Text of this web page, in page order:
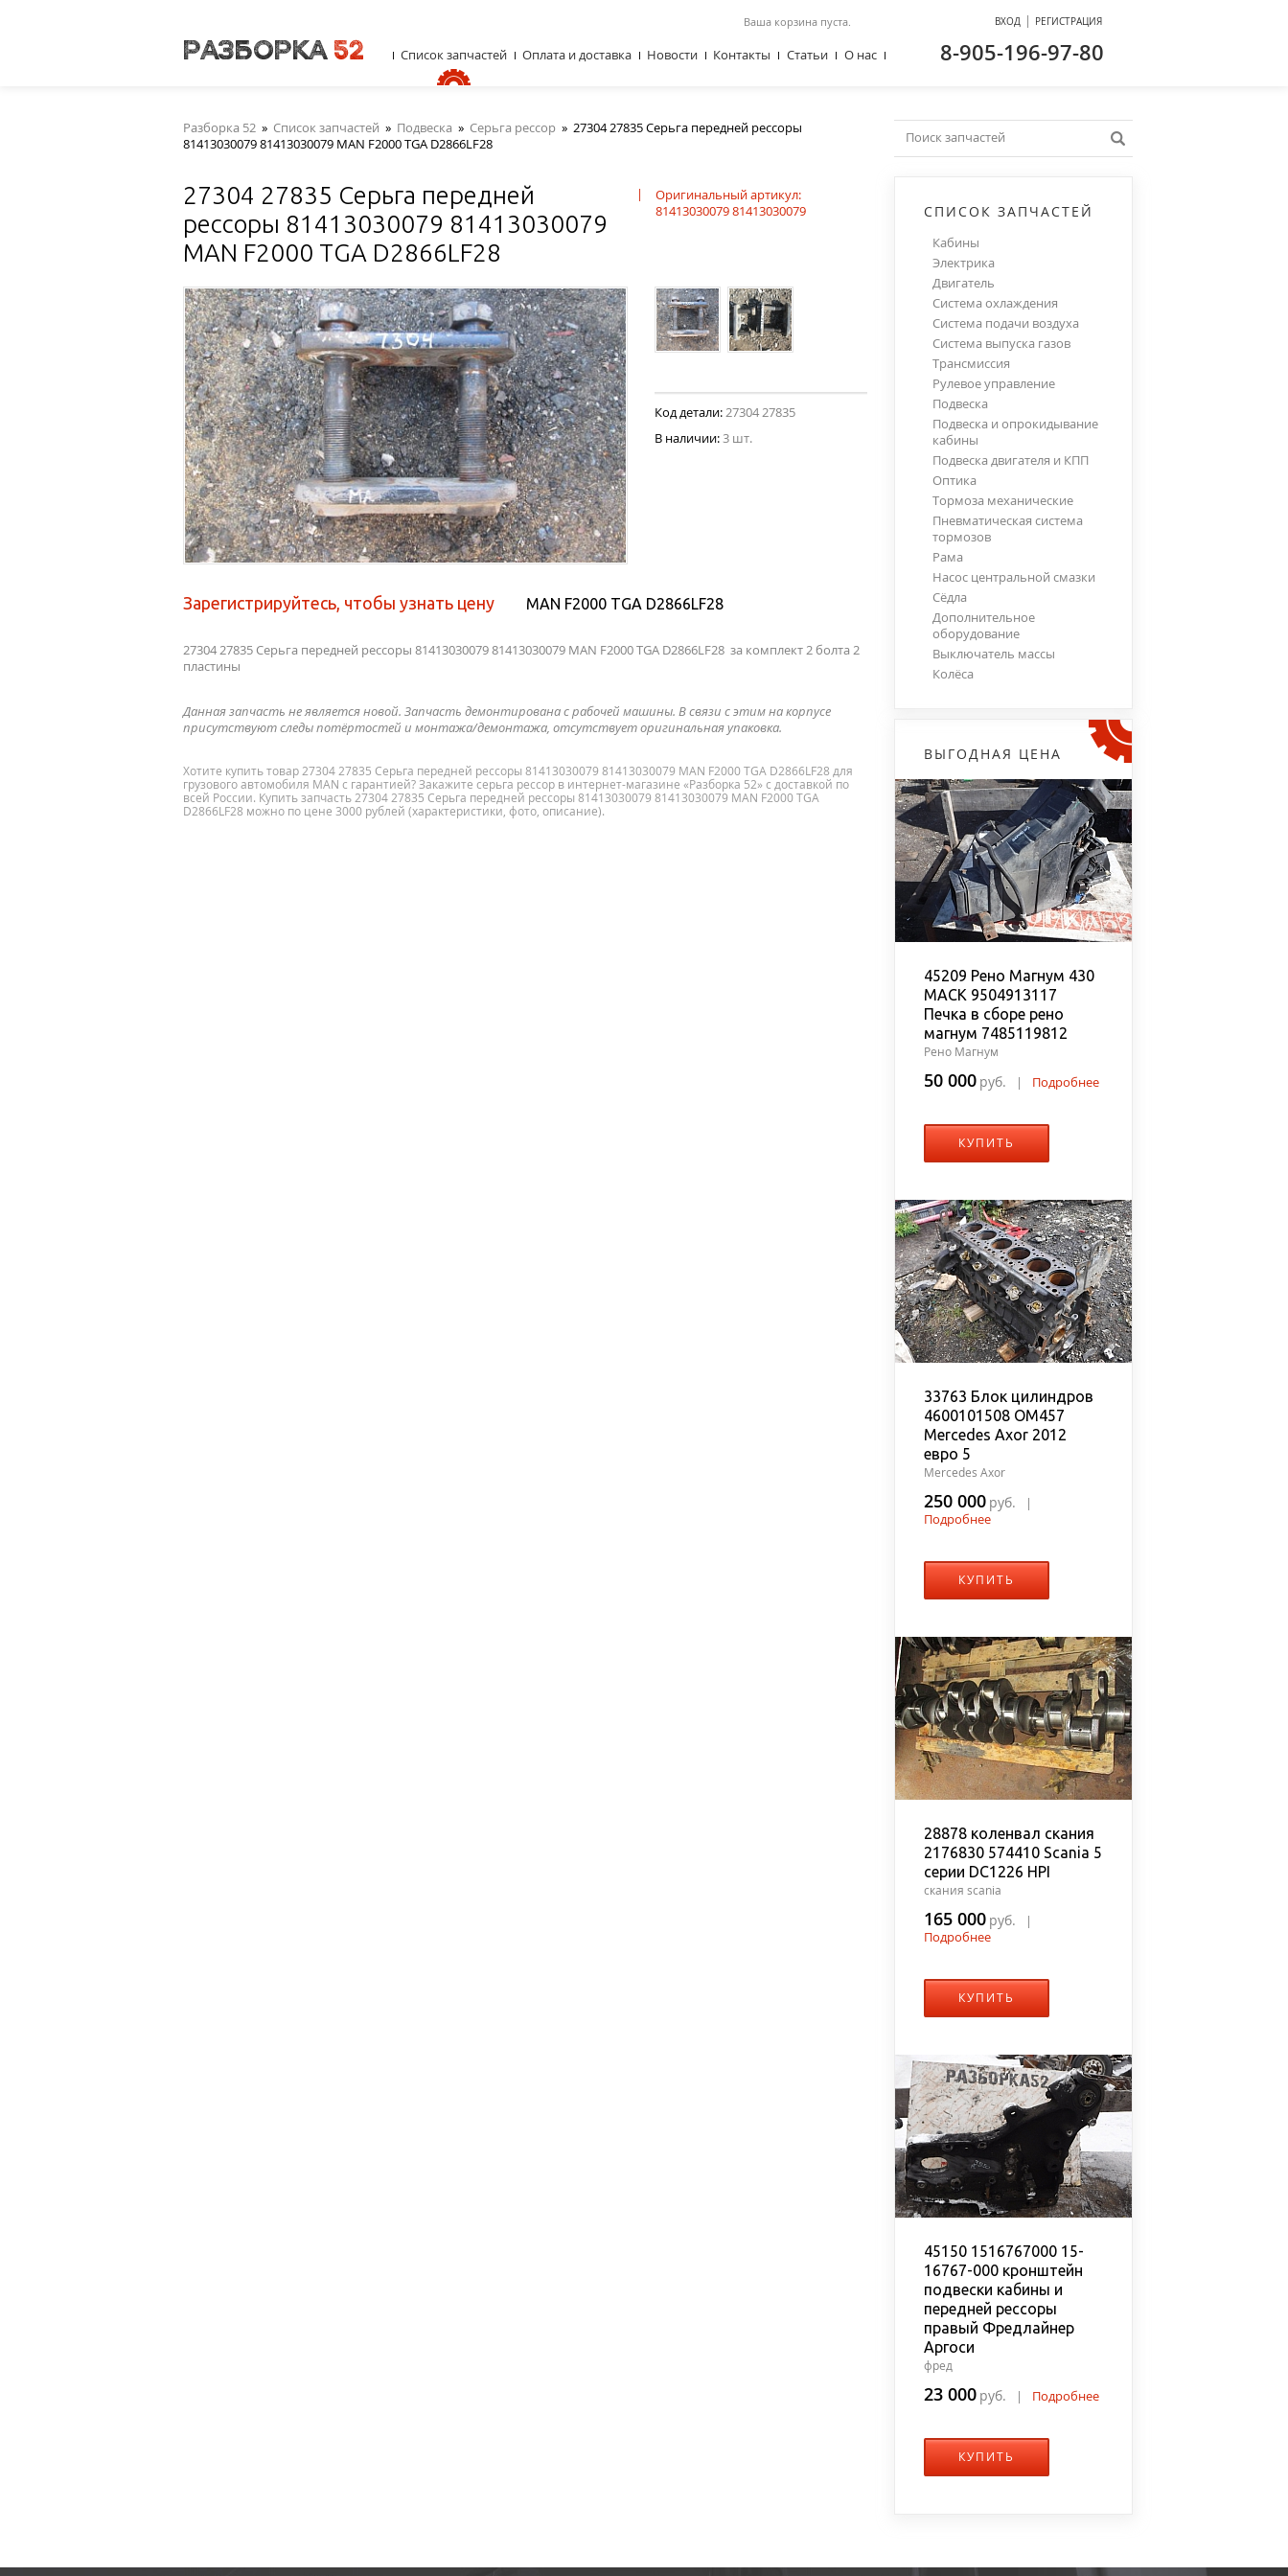
Разборка 52 » Список запчастей » Подвеска » Серьга рессор » 27304 27835 Серьга передней рессоры
81413030079 81413030079 MAN F2000 TGA D2866LF28
27304 27835 Серьга передней
рессоры 81413030079 81413030079
MAN F2000 TGA D2866LF28
|
Оригинальный артикул:
81413030079 81413030079
Код детали:27304 27835
В наличии:3 шт.
Зарегистрируйтесь, чтобы узнать цену MAN F2000 TGA D2866LF28
27304 27835 Серьга передней рессоры 81413030079 81413030079 MAN F2000 TGA D2866LF28 за комплект 2 болта 2
пластины
Данная запчасть не является новой. Запчасть демонтирована с рабочей машины. В связи с этим на корпусе
присутствуют следы потёртостей и монтажа/демонтажа, отсутствует оригинальная упаковка.
Хотите купить товар 27304 27835 Серьга передней рессоры 81413030079 81413030079 MAN F2000 TGA D2866LF28 для
грузового автомобиля MAN с гарантией? Закажите серьга рессор в интернет-магазине «Разборка 52» с доставкой по
всей России. Купить запчасть 27304 27835 Серьга передней рессоры 81413030079 81413030079 MAN F2000 TGA
D2866LF28 можно по цене 3000 рублей (характеристики, фото, описание).
СПИСОК ЗАПЧАСТЕЙ
Кабины
Электрика
Двигатель
Система охлаждения
Система подачи воздуха
Система выпуска газов
Трансмиссия
Рулевое управление
Подвеска
Подвеска и опрокидывание
кабины
Подвеска двигателя и КПП
Оптика
Тормоза механические
Пневматическая система
тормозов
Рама
Насос центральной смазки
Сёдла
Дополнительное
оборудование
Выключатель массы
Колёса
ВЫГОДНАЯ ЦЕНА
45209 Рено Магнум 430
MACK 9504913117
Печка в сборе рено
магнум 7485119812
Рено Магнум
50 000 руб. | Подробнее
КУПИТЬ
33763 Блок цилиндров
4600101508 OM457
Mercedes Axor 2012
евро 5
Mercedes Axor
250 000 руб.
|
Подробнее
КУПИТЬ
28878 коленвал скания
2176830 574410 Scania 5
серии DC1226 HPI
скания scania
165 000 руб.
|
Подробнее
КУПИТЬ
45150 1516767000 15-
16767-000 кронштейн
подвески кабины и
передней рессоры
правый Фредлайнер
Аргоси
фред
23 000 руб. | Подробнее
КУПИТЬ
Ваша корзина пуста. ВХОД | РЕГИСТРАЦИЯ
8-905-196-97-80
Список запчастей Оплата и доставка Новости Контакты Статьи О нас